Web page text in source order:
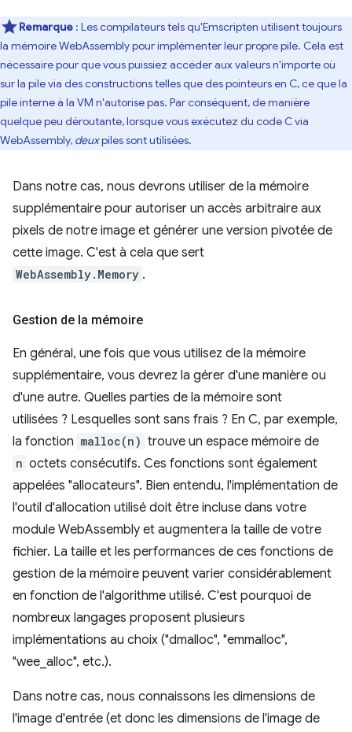
Remarque : Les compilateurs tels qu'Emscripten utilisent toujours
la mémoire WebAssembly pour implémenter leur propre pile. Cela est
nécessaire pour que vous puissiez accéder aux valeurs n'importe où
sur la pile via des constructions telles que des pointeurs en C, ce que la
pile interne à la VM n'autorise pas. Par conséquent, de manière
quelque peu déroutante, lorsque vous exécutez du code C via
WebAssembly, deuxpiles sont utilisées.
Dans notre cas, nous devrons utiliser de la mémoire
supplémentaire pour autoriser un accès arbitraire aux
pixels de notre image et générer une version pivotée de
cette image. C'est à cela que sert
WebAssembly.Memory .
Gestion de la mémoire
En général, une fois que vous utilisez de la mémoire
supplémentaire, vous devrez la gérer d'une manière ou
d'une autre. Quelles parties de la mémoire sont
utilisées ? Lesquelles sont sans frais ? En C, par exemple,
la fonction malloc(n) trouve un espace mémoire de
n octets consécutifs. Ces fonctions sont également
appelées "allocateurs". Bien entendu, l'implémentation de
l'outil d'allocation utilisé doit être incluse dans votre
module WebAssembly et augmentera la taille de votre
fichier. La taille et les performances de ces fonctions de
gestion de la mémoire peuvent varier considérablement
en fonction de l'algorithme utilisé. C'est pourquoi de
nombreux langages proposent plusieurs
implémentations au choix ("dmalloc", "emmalloc",
"wee_alloc", etc.).
Dans notre cas, nous connaissons les dimensions de
l'image d'entrée (et donc les dimensions de l'image de